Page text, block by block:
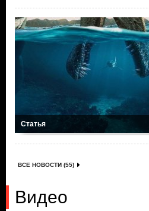
Статья
ВСЕ НОВОСТИ (55)
Видео